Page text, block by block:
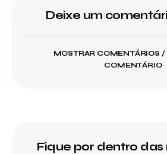
Deixe um
MOSTRAR COMENTÁRIOS /
COMENTÁRIO
Fique por dentro